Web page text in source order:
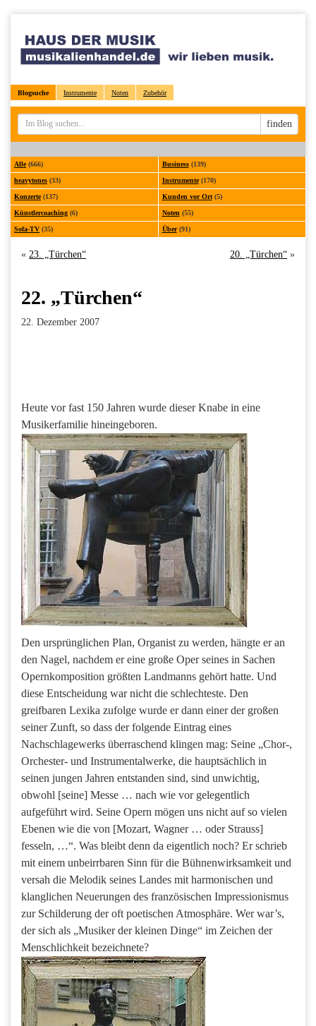
Blogsuche Instrumente Noten Zubehör
Sucheingabe
finden
Alle(666) Business(139)
heavytones (33) Instrumente(170)
Konzerte(137) Kunden vor Ort(5)
Künstlercoaching (6) Noten (55)
Sofa-TV (35) Über(91)
« 23. „Türchen“ 20. „Türchen“ »
22. „Türchen“
22. Dezember 2007
Heute vor fast 150 Jahren wurde dieser Knabe in eine
Musikerfamilie hineingeboren.
Den ursprünglichen Plan, Organist zu werden, hängte er an
den Nagel, nachdem er eine große Oper seines in Sachen
Opernkomposition größten Landmanns gehört hatte. Und
diese Entscheidung war nicht die schlechteste. Den
greifbaren Lexika zufolge wurde er dann einer der großen
seiner Zunft, so dass der folgende Eintrag eines
Nachschlagewerks überraschend klingen mag: Seine „Chor-,
Orchester- und Instrumentalwerke, die hauptsächlich in
seinen jungen Jahren entstanden sind, sind unwichtig,
obwohl [seine] Messe … nach wie vor gelegentlich
aufgeführt wird. Seine Opern mögen uns nicht auf so vielen
Ebenen wie die von [Mozart, Wagner … oder Strauss]
fesseln, …“. Was bleibt denn da eigentlich noch? Er schrieb
mit einem unbeirrbaren Sinn für die Bühnenwirksamkeit und
versah die Melodik seines Landes mit harmonischen und
klanglichen Neuerungen des französischen Impressionismus
zur Schilderung der oft poetischen Atmosphäre. Wer war’s,
der sich als „Musiker der kleinen Dinge“ im Zeichen der
Menschlichkeit bezeichnete?